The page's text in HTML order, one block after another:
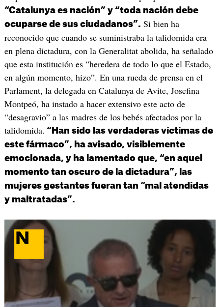
“Catalunya es nación” y “toda nación debe
ocuparse de sus ciudadanos”. Si bien ha
reconocido que cuando se suministraba la talidomida era
en plena dictadura, con la Generalitat abolida, ha señalado
que esta institución es “heredera de todo lo que el Estado,
en algún momento, hizo”. En una rueda de prensa en el
Parlament, la delegada en Catalunya de Avite, Josefina
Montpeó, ha instado a hacer extensivo este acto de
“desagravio” a las madres de los bebés afectados por la
talidomida. “Han sido las verdaderas víctimas de
este fármaco”, ha avisado, visiblemente
emocionada, y ha lamentado que, “en aquel
momento tan oscuro de la dictadura”, las
mujeres gestantes fueran tan “mal atendidas
y maltratadas”.